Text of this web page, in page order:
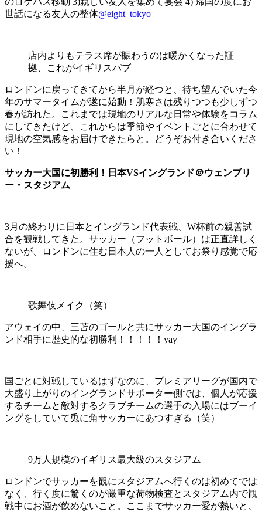
世話になる友人の整体@eight_tokyo_
店内よりもテラス席が賑わうのは暖かくなった証
拠、これがイギリスパブ
ロンドンに戻ってきてから半月が経つと、待ち望んでいた今
年のサマータイムが遂に始動！肌寒さは残りつつも少しずつ
春が訪れた。これまでは現地のリアルな日常や体験をコラム
にしてきたけど、これからは季節やイベントごとに合わせて
現地の空気感をお届けできたらと。どうぞお付き合いくださ
い！
サッカー大国に初勝利！日本VSイングランド＠ウェンブリ
ー・スタジアム
3月の終わりに日本とイングランド代表戦、W杯前の親善試
合を観戦してきた。サッカー（フットボール）は正直詳しく
ないが、ロンドンに住む日本人の一人としてお祭り感覚で応
援へ。
歌舞伎メイク（笑）
アウェイの中、三苫のゴールと共にサッカー大国のイングラ
ンド相手に歴史的な初勝利！！！！！yay
国ごとに対戦しているはずなのに、プレミアリーグが国内で
大盛り上がりのイングランドサポーター側では、個人が応援
するチームと敵対するクラブチームの選手の入場にはブーイ
ングをしていて兎に角サッカーにあつすぎる（笑）
9万人規模のイギリス最大級のスタジアム
ロンドンでサッカーを観にスタジアムへ行くのは初めてでは
なく、行く度に驚くのが厳重な荷物検査とスタジアム内で観
戦中にお酒が飲めないこと。ここまでサッカー愛が熱いと、